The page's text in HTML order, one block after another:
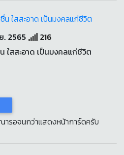
. 2565
216
ใสสะอาด เป็นมงคลแก่ชีวิต
รอจนกว่าแสดงหน้าการ์ดครับ